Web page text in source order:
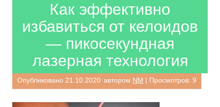
Как эффективно
избавиться от келоидов
— пикосекундная
лазерная технология
Опубликовано 21.10.2020 автором NM | Просмотров: 9